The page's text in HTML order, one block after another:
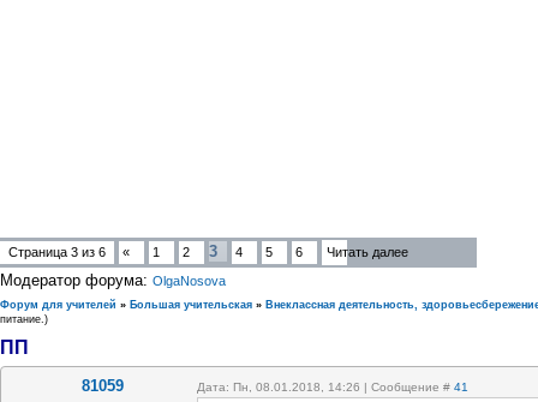
Страница 3 из 6 « 1 2 3 4 5 6 Читать далее
Модератор форума: OlgaNosova
Форум для учителей » Большая учительская » Внеклассная деятельность,
питание.)
ПП
81059 Дата: Пн, 08.01.2018, 14:26 | Сообщение # 41